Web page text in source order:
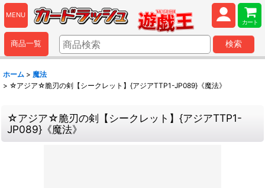
MENU
カート
商品一覧 検索
ホーム > 魔法
> ☆アジア☆脆刃の剣【シークレット】{アジアTTP1-JP089}《魔法》
☆アジア☆脆刃の剣【シークレット】{アジアTTP1-
JP089}《魔法》